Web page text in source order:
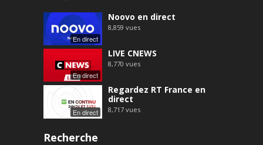
En direct
Noovo en direct
8,859 vues
En direct
LIVE CNEWS
8,770 vues
En direct
Regardez RT France en
direct
8,717 vues
Recherche